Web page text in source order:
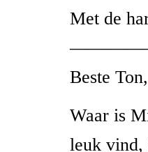
Met de
Beste Ton,
Waar is
leuk vind,